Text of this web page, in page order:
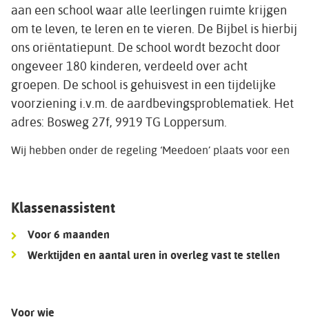
aan een school waar alle leerlingen ruimte krijgen
om te leven, te leren en te vieren. De Bijbel is hierbij
ons oriëntatiepunt. De school wordt bezocht door
ongeveer 180 kinderen, verdeeld over acht
groepen. De school is gehuisvest in een tijdelijke
voorziening i.v.m. de aardbevingsproblematiek. Het
adres: Bosweg 27f, 9919 TG Loppersum.
Wij hebben onder de regeling ‘Meedoen’ plaats voor een
Klassenassistent
Voor 6 maanden
Werktijden en aantal uren in overleg vast te stellen
Voor wie